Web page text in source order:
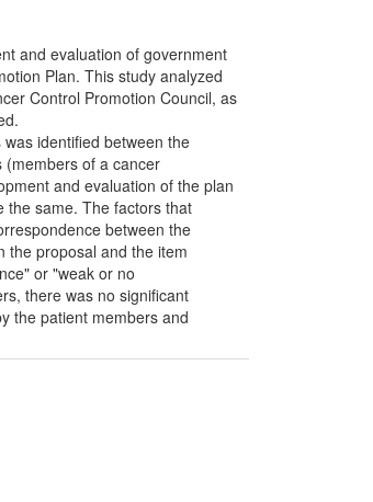
and evaluation of government
Plan. This study analyzed
Control Promotion Council, as
identified between the
of a cancer
and evaluation of the plan
the same. The factors that
between the
the proposal and the item
or "weak or no
there was no significant
the patient members and